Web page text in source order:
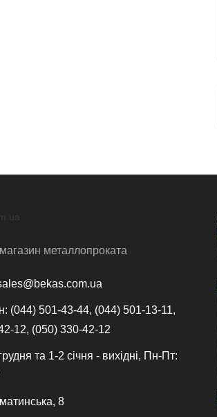
металлопроката
(044) 501-43-44, (044) 501-13-11,
12, (050) 330-42-12
та 1-2 січня - вихідні, Пн-Пт:
8